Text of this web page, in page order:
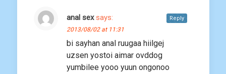
anal sex says:
2013/08/02 at 11:31
bi sayhan anal ruugaa hiilgej
uzsen yostoi aimar ovddog
yumbilee yooo yuun ongonoo
Reply